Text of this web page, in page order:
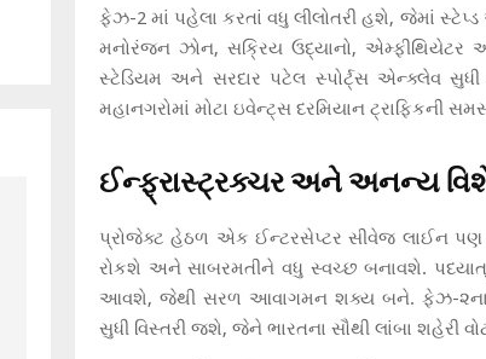
ફેઝ-2 માં પહેલા કરતાં વધુ લીલોતરી હશે, જેમાં
મનોરંજન ઝોન, સક્રિય ઉદ્યાનો, એમ્ફીથિયેટર
સ્ટેડિયમ અને સરદાર પટેલ સ્પોર્ટ્સ એન્ક્લેવ
મહાનગરોમાં મોટા ઇવેન્ટ્સ દરમિયાન ટ્રાફિકની
ઈન્ફ્રાસ્ટ્રક્ચર અને અનન્ય
પ્રોજેક્ટ હેઠળ એક ઈન્ટરસેપ્ટર સીવેજ લાઈન પણ
રોકશે અને સાબરમતીને વધુ સ્વચ્છ બનાવશે.
આવશે, જેથી સરળ આવાગમન શક્ય બને. ફેઝ-૨ના
સુધી વિસ્તરી જશે, જેને ભારતના સૌથી લાંબા શહેરી